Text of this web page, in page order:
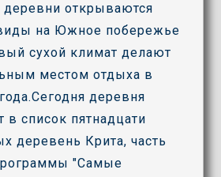
деревни открываются
на Южное побережье
сухой климат делают
местом отдыха в
деревня
в список пятнадцати
деревень Крита, часть
"Самые